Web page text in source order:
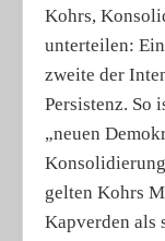
Kohrs,
unterteilen:
zweite der
Persistenz. So
„neuen
gelten Kohrs
Kapverden als